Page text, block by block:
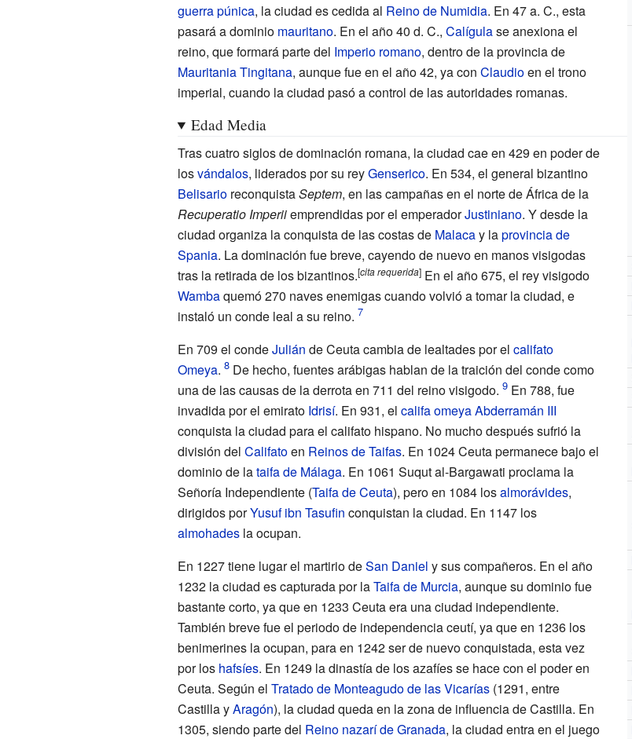
guerra púnica, la ciudad es cedida al Reino de Numidia. En 47a. C., esta
pasará a dominio mauritano. En el año 40 d. C., Calígulase anexiona el
reino, que formará parte del Imperio romano, dentro de la provincia de
Mauritania Tingitana, aunque fue en el año 42, ya con Claudioen el trono
imperial, cuando la ciudad pasó a control de las autoridades romanas.
Edad Media
Tras cuatro siglos de dominación romana, la ciudad cae en 429 en poder de
losvándalos, liderados por su reyGenserico. En 534, el general bizantino
BelisarioreconquistaSeptem, en las campañas en el norte de África de la
Recuperatio Imperiiemprendidas por el emperadorJustiniano. Y desde la
ciudad organiza la conquista de las costas de Malacay laprovincia de
Spania. La dominación fue breve, cayendo de nuevo en manos visigodas
tras la retirada de los bizantinos.[cita requerida]En el año 675, el rey visigodo
Wambaquemó 270 naves enemigas cuando volvió a tomar la ciudad, e
instaló un conde leal a su reino.
En 709 el condeJulián de Ceuta cambia de lealtades por el califato
Omeya. De hecho, fuentes arábigas hablan de la traición del conde como
una de las causas de la derrota en 711 del reino visigodo. En 788, fue
invadida por el emirato Idrisí. En 931, el califa omeyaAbderramán III
conquista la ciudad para el califato hispano. No mucho después sufrió la
división del Califatoen Reinos de Taifas. En 1024 Ceuta permanece bajo el
dominio de lataifa de Málaga. En 1061 Suqut al-Bargawati proclama la
Señoría Independiente (Taifa de Ceuta), pero en 1084 losalmorávides,
dirigidos porYusuf ibn Tasufin conquistan la ciudad. En 1147 los
almohadesla ocupan.
En 1227 tiene lugar el martirio deSan Daniel y sus compañeros. En el año
1232 la ciudad es capturada por laTaifa de Murcia, aunque su dominio fue
bastante corto, ya que en 1233 Ceuta era una ciudad independiente.
También breve fue el periodo de independencia ceutí, ya que en 1236 los
benimerines la ocupan, para en 1242 ser de nuevo conquistada, esta vez
por los hafsíes. En 1249 la dinastía de losazafíesse hace con el poder en
Ceuta. Según el Tratado de Monteagudo de las Vicarías(1291, entre
Castilla yAragón), la ciudad queda en la zona de influencia de Castilla. En
1305, siendo parte del Reino nazarí de Granada, la ciudad entra en el juego